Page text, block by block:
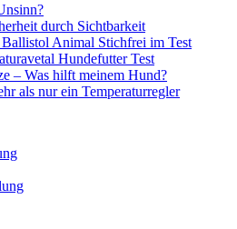
durch Sichtbarkeit
Animal Stichfrei im Test
Hundefutter Test
– Was hilft meinem Hund?
als nur ein Temperaturregler